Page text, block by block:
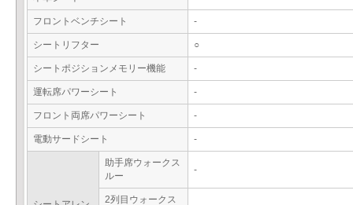
フロントベンチシート -
シートリフター ○
シートポジションメモリー機能 -
運転席パワーシート -
フロント両席パワーシート -
電動サードシート -
助手席ウォークス
ルー
-
2列目ウォークス